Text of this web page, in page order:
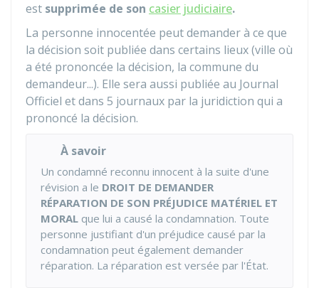
est supprimée de son casier judiciaire.
La personne innocentée peut demander à ce que
la décision soit publiée dans certains lieux (ville où
a été prononcée la décision, la commune du
demandeur...). Elle sera aussi publiée au Journal
Officiel et dans 5 journaux par la juridiction qui a
prononcé la décision.
À savoir
Un condamné reconnu innocent à la suite d'une
révision a le DROIT DE DEMANDER
RÉPARATION DE SON PRÉJUDICE MATÉRIEL ET
MORAL que lui a causé la condamnation. Toute
personne justifiant d'un préjudice causé par la
condamnation peut également demander
réparation. La réparation est versée par l'État.